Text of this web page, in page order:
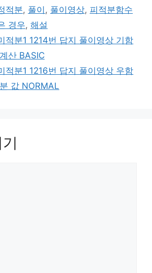
적분, 풀이 , 풀이영상, 피적분함수
경우, 해설
적분1 1214번 답지 풀이영상 기함
산 BASIC
적분1 1216번 답지 풀이영상 우함
값 NORMAL